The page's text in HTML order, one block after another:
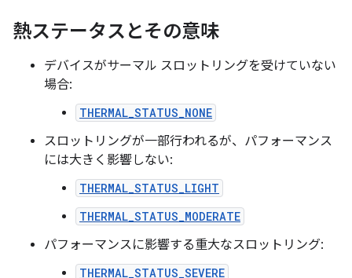
熱ステータスとその意味
デバイスがサーマル スロットリングを受けていない
場合:
THERMAL_STATUS_NONE
スロットリングが一部行われるが、パフォーマンス
には大きく影響しない:
THERMAL_STATUS_LIGHT
THERMAL_STATUS_MODERATE
パフォーマンスに影響する重大なスロットリング:
THERMAL_STATUS_SEVERE